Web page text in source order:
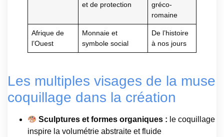
et de protection
gréco-
romaine
Afrique de
l’Ouest
Monnaie et
symbole social
De l’histoire
à nos jours
Les multiples visages de la muse
coquillage dans la création
Sculptures et formes organiques : le coquillage
inspire la volumétrie abstraite et fluide